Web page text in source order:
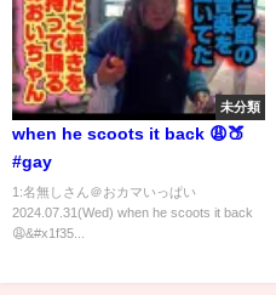
未分類
when he scoots it back 😩🍑
#gay
1:名無しさん＠おカマいっぱい
2024.07.31(Wed) when he scoots it back
😩&#x1f35...